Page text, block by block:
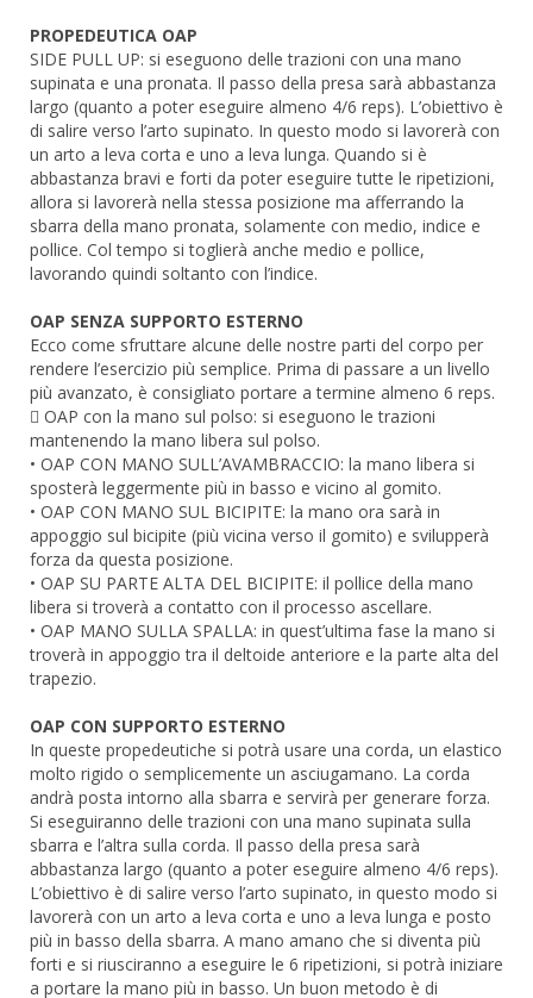
PROPEDEUTICA OAP
SIDE PULL UP: si eseguono delle trazioni con una mano
supinata e una pronata. Il passo della presa sarà abbastanza
largo (quanto a poter eseguire almeno 4/6 reps). L’obiettivo è
di salire verso l’arto supinato. In questo modo si lavorerà con
un arto a leva corta e uno a leva lunga. Quando si è
abbastanza bravi e forti da poter eseguire tutte le ripetizioni,
allora si lavorerà nella stessa posizione ma afferrando la
sbarra della mano pronata, solamente con medio, indice e
pollice. Col tempo si toglierà anche medio e pollice,
lavorando quindi soltanto con l’indice.
OAP SENZA SUPPORTO ESTERNO
Ecco come sfruttare alcune delle nostre parti del corpo per
rendere l’esercizio più semplice. Prima di passare a un livello
più avanzato, è consigliato portare a termine almeno 6 reps.
 OAP con la mano sul polso: si eseguono le trazioni
mantenendo la mano libera sul polso.
• OAP CON MANO SULL’AVAMBRACCIO: la mano libera si
sposterà leggermente più in basso e vicino al gomito.
• OAP CON MANO SUL BICIPITE: la mano ora sarà in
appoggio sul bicipite (più vicina verso il gomito) e svilupperà
forza da questa posizione.
• OAP SU PARTE ALTA DEL BICIPITE: il pollice della mano
libera si troverà a contatto con il processo ascellare.
• OAP MANO SULLA SPALLA: in quest’ultima fase la mano si
troverà in appoggio tra il deltoide anteriore e la parte alta del
trapezio.
OAP CON SUPPORTO ESTERNO
In queste propedeutiche si potrà usare una corda, un elastico
molto rigido o semplicemente un asciugamano. La corda
andrà posta intorno alla sbarra e servirà per generare forza.
Si eseguiranno delle trazioni con una mano supinata sulla
sbarra e l’altra sulla corda. Il passo della presa sarà
abbastanza largo (quanto a poter eseguire almeno 4/6 reps).
L’obiettivo è di salire verso l’arto supinato, in questo modo si
lavorerà con un arto a leva corta e uno a leva lunga e posto
più in basso della sbarra. A mano amano che si diventa più
forti e si riusciranno a eseguire le 6 ripetizioni, si potrà iniziare
a portare la mano più in basso. Un buon metodo è di